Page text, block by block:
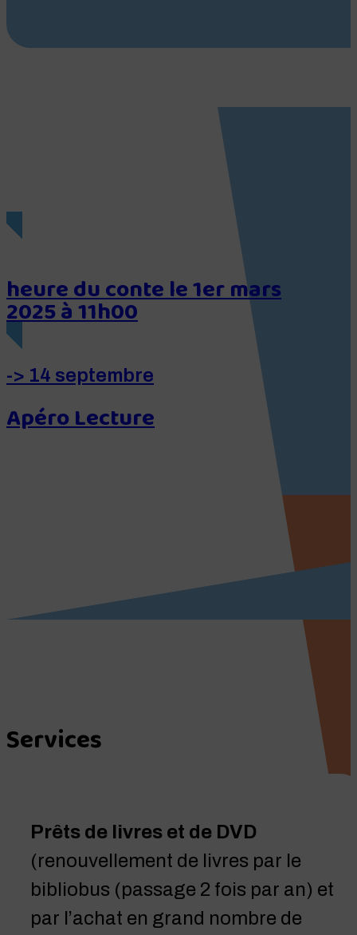
heure du conte le 1er mars
2025 à 11h00
-> 14 septembre
Apéro Lecture
Services
Prêts de livres et de DVD
(renouvellement de livres par le
bibliobus (passage 2 fois par an) et
par l’achat en grand nombre de